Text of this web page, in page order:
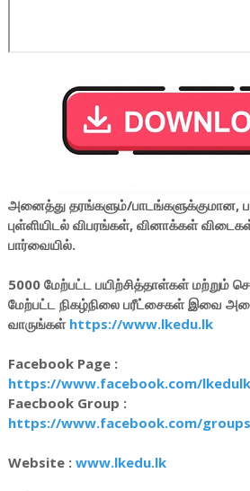
அனைத்து தரங்களும்/பாடங்களுக்குமான,
புள்ளியிடல் விபரங்கள், வினாக்கள்
பார்வையில்.
5000 மேற்பட்ட பயிற்சித்தாள்கள் மற்றும்
மேற்பட்ட நிகழ்நிலை பரீட்சைகள் இவை
வாருங்கள் https://www.lkedu.lk
Facebook Page :
https://www.facebook.com/lkedulk
Faecbook Group :
https://www.facebook.com/
Website : www.lkedu.lk